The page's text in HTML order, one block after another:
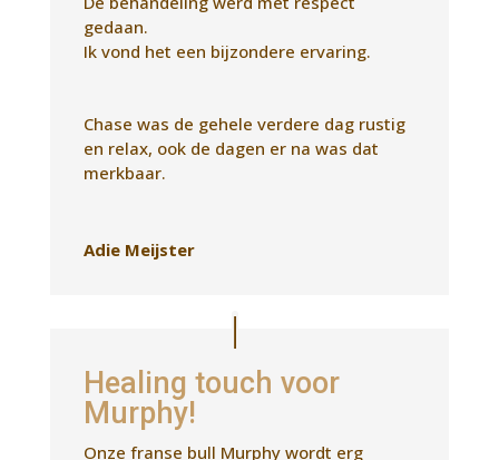
Adie Meijster
Healing touch voor
Murphy!
nerveus van andere honden. Hij gaat aan
er andere honden langs lopen. En bij
sommige honden gaat hij weer tekeer.
Maar ik krijg nu wel sneller contact met
hem zodat ik hem sneller af
kan leiden.